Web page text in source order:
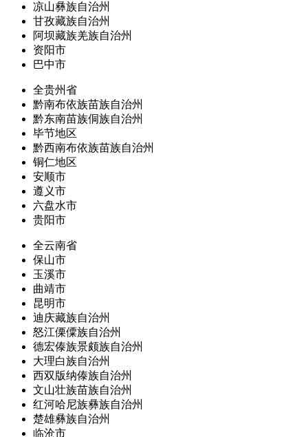
凉山彝族自治州
甘孜藏族自治州
阿坝藏族羌族自治州
资阳市
巴中市
全贵州省
黔南布依族苗族自治州
黔东南苗族侗族自治州
毕节地区
黔西南布依族苗族自治州
铜仁地区
安顺市
遵义市
六盘水市
贵阳市
全云南省
保山市
玉溪市
曲靖市
昆明市
迪庆藏族自治州
怒江傈僳族自治州
德宏傣族景颇族自治州
大理白族自治州
西双版纳傣族自治州
文山壮族苗族自治州
红河哈尼族彝族自治州
楚雄彝族自治州
临沧市